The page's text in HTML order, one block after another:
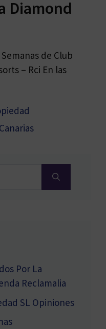
Diamond
de Club
– Rci En las
Por La
Reclamalia
SL Opiniones